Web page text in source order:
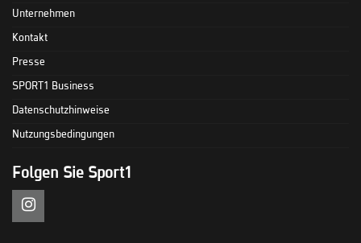
Unternehmen
Kontakt
Presse
SPORT1 Business
Datenschutzhinweise
Nutzungsbedingungen
Folgen Sie Sport1